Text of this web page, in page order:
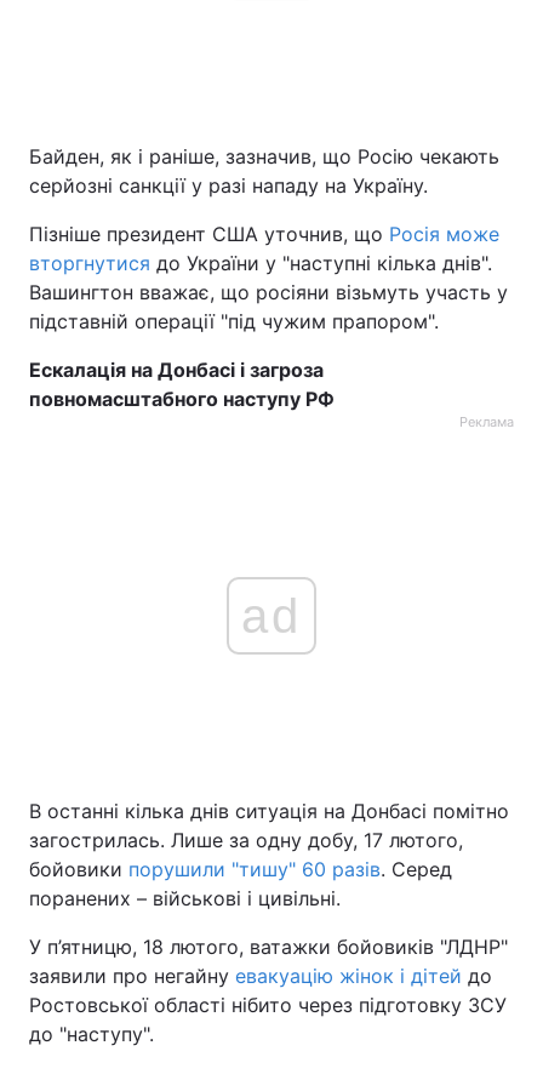
Байден, як і раніше, зазначив, що Росію чекають
серйозні санкції у разі нападу на Україну.
Пізніше президент США уточнив, що Росія може
вторгнутися до України у "наступні кілька днів".
Вашингтон вважає, що росіяни візьмуть участь у
підставній операції "під чужим прапором".
Ескалація на Донбасі і загроза
повномасштабного наступу РФ
Реклама
ad
В останні кілька днів ситуація на Донбасі помітно
загострилась. Лише за одну добу, 17 лютого,
бойовики порушили "тишу" 60 разів. Серед
поранених – військові і цивільні.
У п’ятницю, 18 лютого, ватажки бойовиків "ЛДНР"
заявили про негайну евакуацію жінок і дітей до
Ростовської області нібито через підготовку ЗСУ
до "наступу".